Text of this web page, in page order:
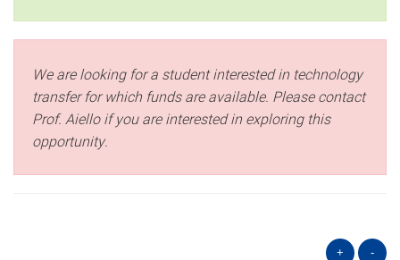
We are looking for a student interested in technology
transfer for which funds are available. Please contact
Prof. Aiello if you are interested in exploring this
opportunity.
+ -